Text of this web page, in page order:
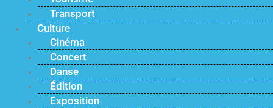
Transport
Culture
Cinéma
Concert
Danse
Édition
Exposition